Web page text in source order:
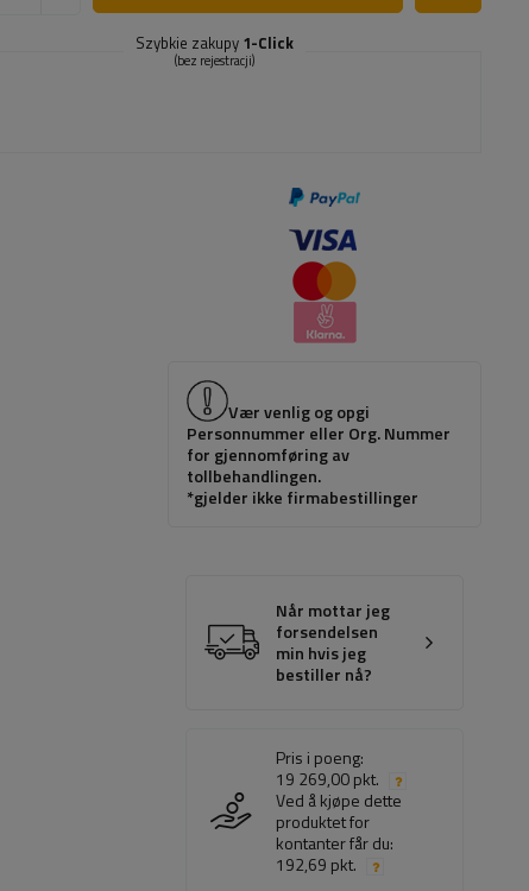
Szybkie zakupy 1-Click
(bez rejestracji)
Vær venlig og opgi
Personnummer eller Org. Nummer
for gjennomføring av
tollbehandlingen.
*gjelder ikke firmabestillinger
Når mottar jeg
forsendelsen
min hvis jeg
bestiller nå?
Pris i poeng:
19 269,00 pkt.
Ved å kjøpe dette
produktet for
kontanter får du:
192,69 pkt.